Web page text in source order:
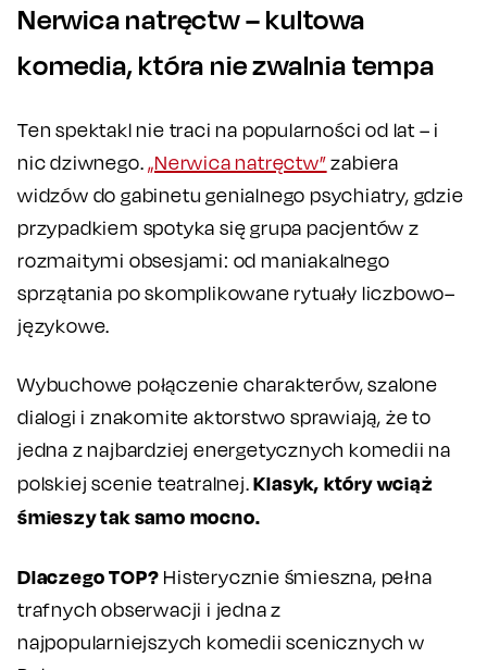
Nerwica natręctw – kultowa
komedia, która nie zwalnia tempa
Ten spektakl nie traci na popularności od lat – i
nic dziwnego.„Nerwica natręctw”zabiera
widzów do gabinetu genialnego psychiatry, gdzie
przypadkiem spotyka się grupa pacjentów z
rozmaitymi obsesjami: od maniakalnego
sprzątania po skomplikowane rytuały liczbowo–
językowe.
Wybuchowe połączenie charakterów, szalone
dialogi i znakomite aktorstwo sprawiają, że to
jedna z najbardziej energetycznych komedii na
polskiej scenie teatralnej.Klasyk, który wciąż
śmieszy tak samo mocno.
Dlaczego TOP? Histerycznie śmieszna, pełna
trafnych obserwacji i jedna z
najpopularniejszych komedii scenicznych w